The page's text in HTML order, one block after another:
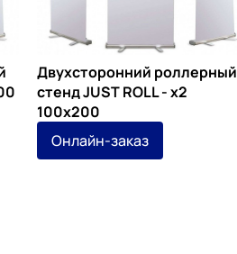
Двухсторонний роллерный
стенд JUST ROLL - х2
100х200
Онлайн-заказ